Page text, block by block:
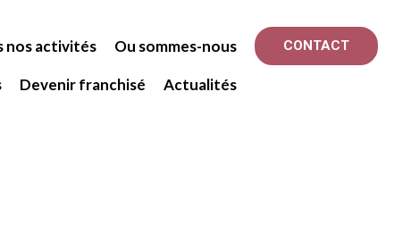
nos activités Ou sommes-nous
Devenir franchisé Actualités
CONTACT